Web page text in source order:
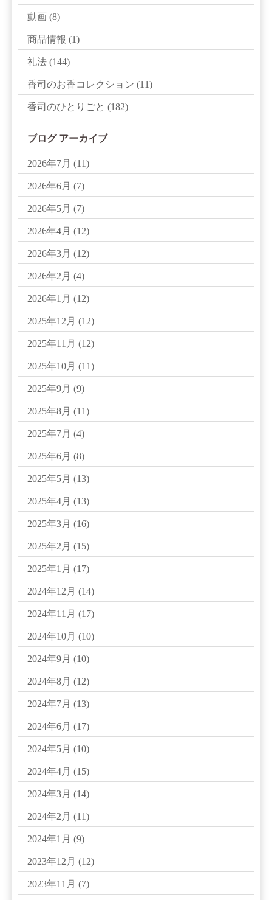
動画 (8)
商品情報 (1)
礼法 (144)
香司のお香コレクション (11)
香司のひとりごと (182)
ブログ アーカイブ
2026年7月 (11)
2026年6月 (7)
2026年5月 (7)
2026年4月 (12)
2026年3月 (12)
2026年2月 (4)
2026年1月 (12)
2025年12月 (12)
2025年11月 (12)
2025年10月 (11)
2025年9月 (9)
2025年8月 (11)
2025年7月 (4)
2025年6月 (8)
2025年5月 (13)
2025年4月 (13)
2025年3月 (16)
2025年2月 (15)
2025年1月 (17)
2024年12月 (14)
2024年11月 (17)
2024年10月 (10)
2024年9月 (10)
2024年8月 (12)
2024年7月 (13)
2024年6月 (17)
2024年5月 (10)
2024年4月 (15)
2024年3月 (14)
2024年2月 (11)
2024年1月 (9)
2023年12月 (12)
2023年11月 (7)